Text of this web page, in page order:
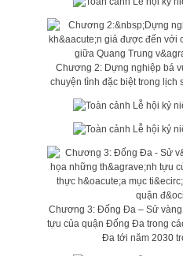
Chương 2: Dựng nghiệp bá
chuyện tình đặc biệt trong lịch
Chương 3: Đống Đa – Sử
tựu của quận Đống Đa trong
Đa tới năm 2030